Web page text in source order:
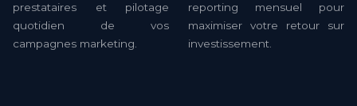
prestataires et pilotage
quotidien de vos
campagnes marketing.
reporting mensuel pour
maximiser votre retour sur
investissement.